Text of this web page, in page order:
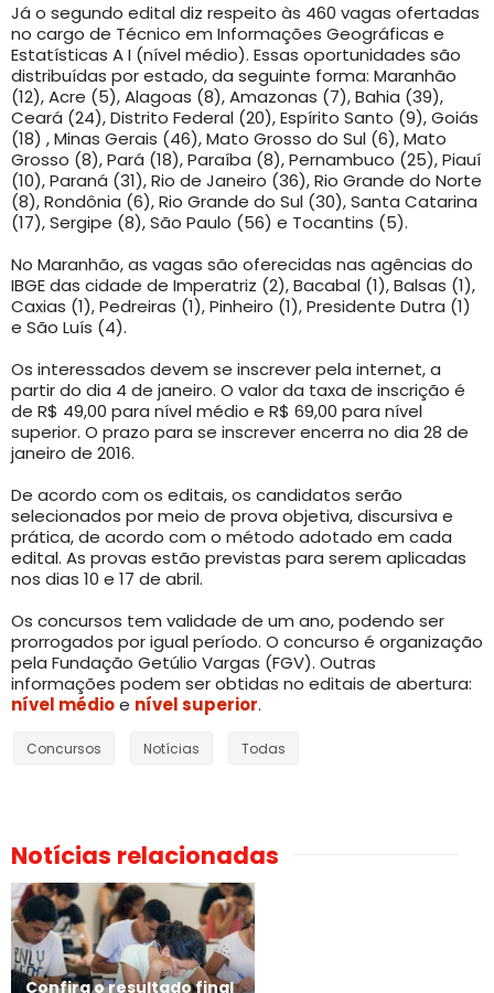
Já o segundo edital diz respeito às 460 vagas ofertadas
no cargo de Técnico em Informações Geográficas e
Estatísticas A I (nível médio). Essas oportunidades são
distribuídas por estado, da seguinte forma: Maranhão
(12), Acre (5), Alagoas (8), Amazonas (7), Bahia (39),
Ceará (24), Distrito Federal (20), Espírito Santo (9), Goiás
(18) , Minas Gerais (46), Mato Grosso do Sul (6), Mato
Grosso (8), Pará (18), Paraíba (8), Pernambuco (25), Piauí
(10), Paraná (31), Rio de Janeiro (36), Rio Grande do Norte
(8), Rondônia (6), Rio Grande do Sul (30), Santa Catarina
(17), Sergipe (8), São Paulo (56) e Tocantins (5).
No Maranhão, as vagas são oferecidas nas agências do
IBGE das cidade de Imperatriz (2), Bacabal (1), Balsas (1),
Caxias (1), Pedreiras (1), Pinheiro (1), Presidente Dutra (1)
e São Luís (4).
Os interessados devem se inscrever pela internet, a
partir do dia 4 de janeiro. O valor da taxa de inscrição é
de R$ 49,00 para nível médio e R$ 69,00 para nível
superior. O prazo para se inscrever encerra no dia 28 de
janeiro de 2016.
De acordo com os editais, os candidatos serão
selecionados por meio de prova objetiva, discursiva e
prática, de acordo com o método adotado em cada
edital. As provas estão previstas para serem aplicadas
nos dias 10 e 17 de abril.
Os concursos tem validade de um ano, podendo ser
prorrogados por igual período. O concurso é organização
pela Fundação Getúlio Vargas (FGV). Outras
informações podem ser obtidas no editais de abertura:
nível médioe nível superior.
Concursos Notícias Todas
Notícias relacionadas
Confira o resultado final